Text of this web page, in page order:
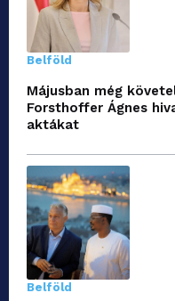
Belföld
Májusban még
Forsthoffer Ágnes
aktákat
Belföld